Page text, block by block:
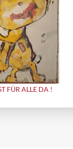
FÜR ALLE DA !